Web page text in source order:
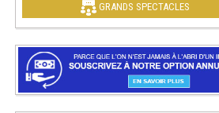
GRANDS SPECTACLES